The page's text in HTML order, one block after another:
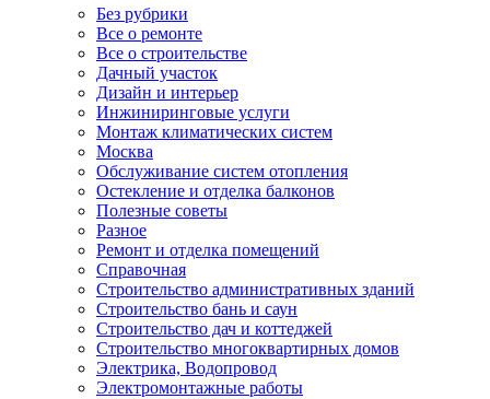
Без рубрики
Все о ремонте
Все о строительстве
Дачный участок
Дизайн и интерьер
Инжиниринговые услуги
Монтаж климатических систем
Москва
Обслуживание систем отопления
Остекление и отделка балконов
Полезные советы
Разное
Ремонт и отделка помещений
Справочная
Строительство административных зданий
Строительство бань и саун
Строительство дач и коттеджей
Строительство многоквартирных домов
Электрика, Водопровод
Электромонтажные работы